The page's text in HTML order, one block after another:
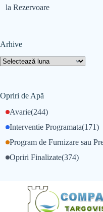
la Rezervoare
Arhive
Opriri de Apă
Avarie(244)
Interventie Programata(171)
Opriri Finalizate(374)
Program de Furnizare sau